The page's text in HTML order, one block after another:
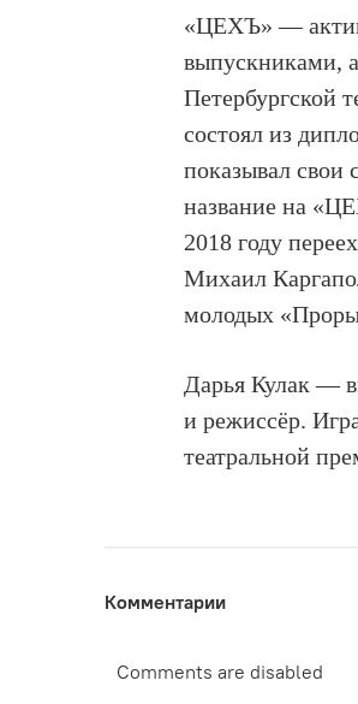
«ЦЕХЪ» —
выпускниками,
Петербургской
состоял из
показывал свои
название на
2018 году
Михаил
молодых
Дарья Кулак —
и режиссёр.
театральной
Комментарии
Comments are disabled